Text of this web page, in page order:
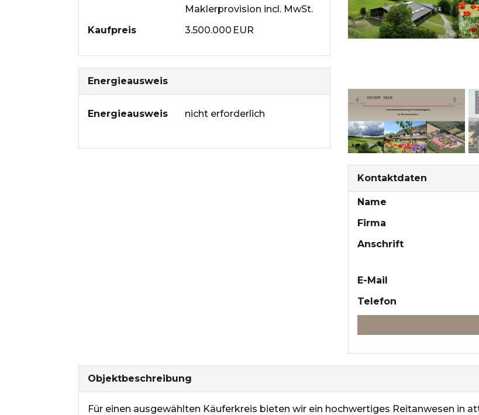
Kontaktdaten
Name
Firma
Anschrift
E-Mail
Telefon
Maklerprovision incl. MwSt.
Kaufpreis
3.500.000 EUR
Energieausweis
Energieausweis nicht erforderlich
Objekt­beschreibung
Für einen ausgewählten Käuferkreis bieten wir ein hochwertiges Reitanwesen in